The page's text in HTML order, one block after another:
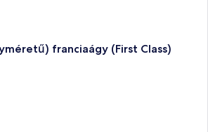
franciaágy (First Class)